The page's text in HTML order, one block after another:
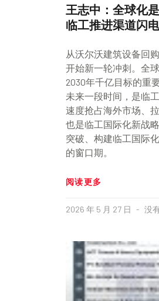
王志中：全球化
临工推进渠道闪
从沃尔沃建筑设备回
开始新一轮冲刺。全
2030年千亿目标的重
未来一段时间，是临
速度抢占海外市场、
也是临工国际化新战
突破、构建临工国际
的窗口期。
阅读更多
2026 年 5 月 27 日 没